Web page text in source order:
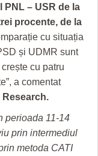
PNL – USR de la
procente, de la
cu situația
și UDMR sunt
cu patru
a comentat
Research.
perioada 11-14
prin intermediul
metoda CATI